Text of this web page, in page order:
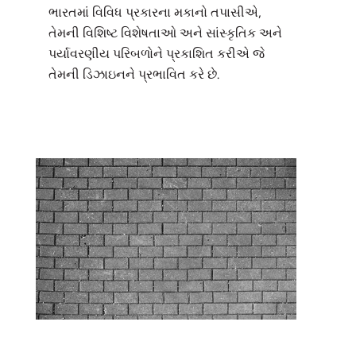
ભારતમાં વિવિધ પ્રકારના મકાનો તપાસીએ,
તેમની વિશિષ્ટ વિશેષતાઓ અને સાંસ્કૃતિક અને
પર્યાવરણીય પરિબળોને પ્રકાશિત કરીએ જે
તેમની ડિઝાઇનને પ્રભાવિત કરે છે.